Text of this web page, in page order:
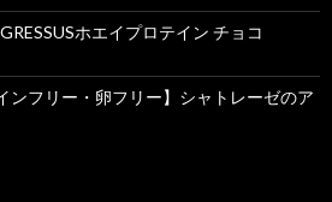
ホエイプロテイン チョコ
ンフリー・卵フリー】シャトレーゼのア